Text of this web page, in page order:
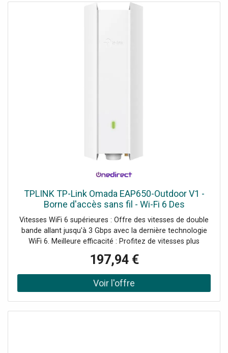
TPLINK TP-Link Omada EAP650-Outdoor V1 -
Borne d'accès sans fil - Wi-Fi 6 Des
performances exceptionnelles pour votre
réseau Wi-Fi.
Vitesses WiFi 6 supérieures : Offre des vitesses de double
bande allant jusqu'à 3 Gbps avec la dernière technologie
WiFi 6. Meilleure efficacité : Profitez de vitesses plus
grâce à OFDMA et MU-MIMO. Bande de 160 MHz : Doublez
les données pendant les pics de transmission en un seul
flux avec HE160, améliorant les performances de votre
réseau Wi-Fi. Demander un audit de connectivité !
197,94 €